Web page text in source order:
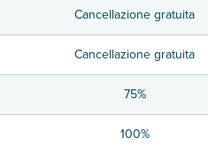
Cancellazione gratuita
Cancellazione gratuita
75%
100%